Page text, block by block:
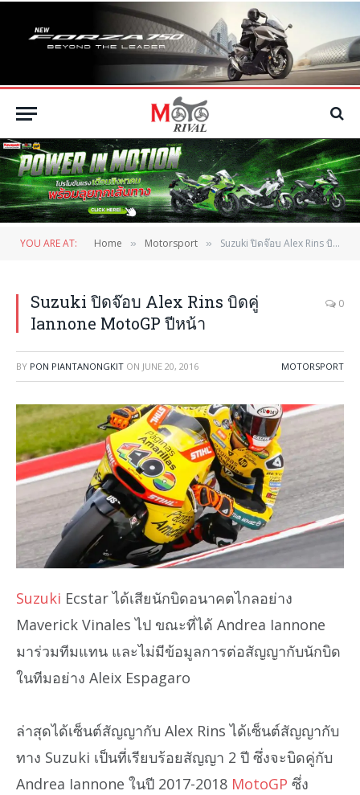
YOU ARE AT: Home » Motorsport » Suzuki ปิดจ๊อบ Alex Rins บิดคู่ Iannone MotoGP ปีหน้า
Suzuki ปิดจ๊อบ Alex Rins บิดคู่
Iannone MotoGP ปีหน้า
0
BY PON PIANTANONGKIT ON JUNE 20, 2016 MOTORSPORT
Suzuki Ecstar ได้เสียนักบิดอนาคตไกลอย่าง
Maverick Vinales ไป ขณะที่ได้ Andrea Iannone
มาร่วมทีมแทน และไม่มีข้อมูลการต่อสัญญากับนักบิด
ในทีมอย่าง Aleix Espagaro
ล่าสุดได้เซ็นต์สัญญากับ Alex Rins ได้เซ็นต์สัญญากับ
ทาง Suzuki เป็นที่เรียบร้อยสัญญา 2 ปี ซึ่งจะบิดคู่กับ
Andrea Iannone ในปี 2017-2018 MotoGP ซึ่ง